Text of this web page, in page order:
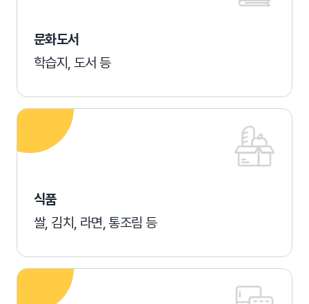
문화도서
학습지, 도서 등
식품
쌀, 김치, 라면, 통조림 등